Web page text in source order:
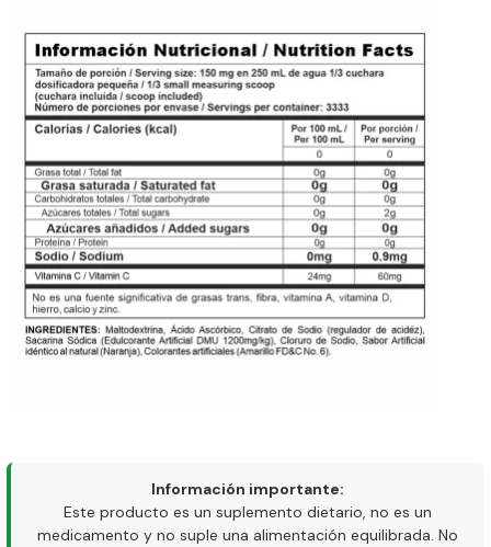
Información importante:
Este producto es un suplemento dietario, no es un
medicamento y no suple una alimentación equilibrada. No